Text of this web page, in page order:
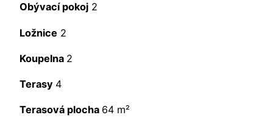
Obývací pokoj 2
Ložnice 2
Koupelna 2
Terasy 4
Terasová plocha 64 m²